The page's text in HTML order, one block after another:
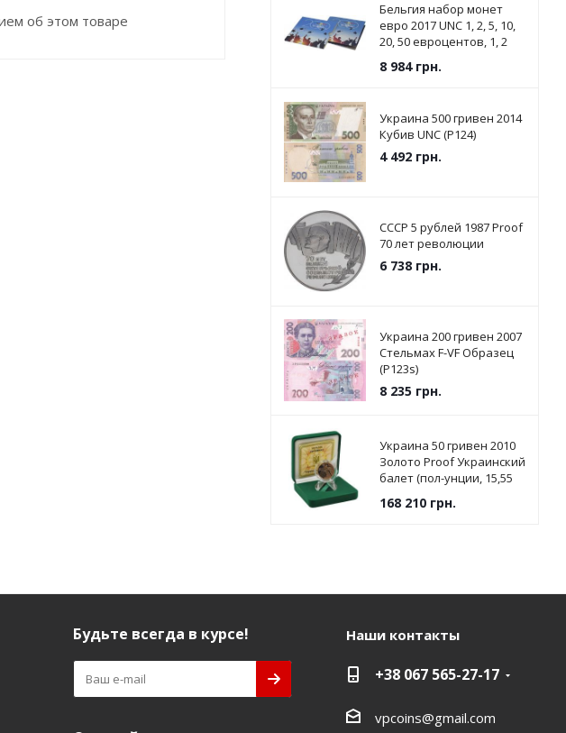
об этом товаре
Бельгия набор монет
евро 2017 UNC 1, 2, 5, 10,
20, 50 евроцентов, 1, 2
упаковке
8 984грн.
Украина 500 гривен 2014
Кубив UNC (P124)
4 492грн.
СССР 5 рублей 1987 Proof
70 лет революции
6 738грн.
Украина 200 гривен 2007
Стельмах F-VF Образец
(P123s)
8 235 грн.
Украина 50 гривен 2010
Золото Proof Украинский
балет (пол-унции, 15,55
168 210грн.
Будьте всегда в курсе! Наши контакты
+38 067 565-27-17
vpcoins@gmail.com